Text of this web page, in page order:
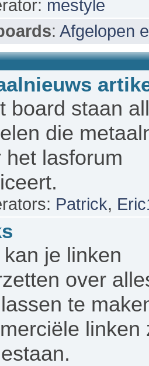
mestyle
: Afgelopen
board staan
die
het lasforum
Patrick,
kan je linken
over
te
linken